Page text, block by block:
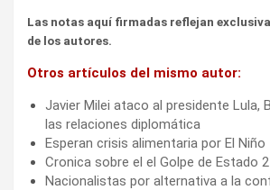
Las notas aquí firmadas reflejan
de los autores.
Otros artículos del mismo autor:
Javier Milei ataco al presidente Lula,
las relaciones diplomática
Esperan crisis alimentaria por El Niño
Cronica sobre el el Golpe de Estado
Nacionalistas por alternativa a la